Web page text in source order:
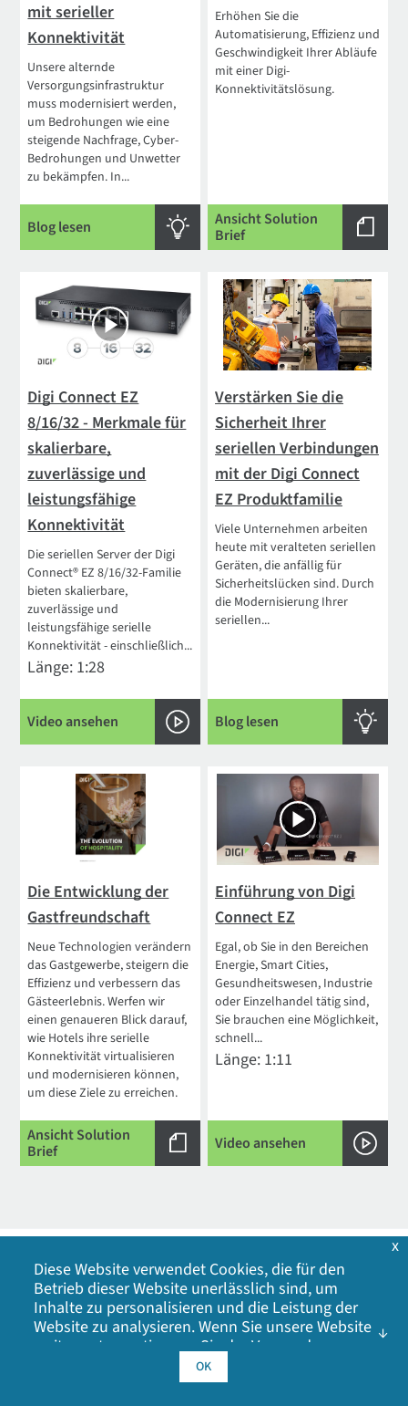
mit serieller
Konnektivität
Unsere alternde
Versorgungsinfrastruktur
muss modernisiert werden,
um Bedrohungen wie eine
steigende Nachfrage, Cyber-
Bedrohungen und Unwetter
zu bekämpfen. In...
Blog lesen
Erhöhen Sie die
Automatisierung, Effizienz und
Geschwindigkeit Ihrer Abläufe
mit einer Digi-
Konnektivitätslösung.
Ansicht Solution
Brief
Digi Connect EZ
8/16/32 - Merkmale für
skalierbare,
zuverlässige und
leistungsfähige
Konnektivität
Die seriellen Server der Digi
Connect® EZ 8/16/32-Familie
bieten skalierbare,
zuverlässige und
leistungsfähige serielle
Konnektivität - einschließlich...
Länge: 1:28
Video ansehen
Verstärken Sie die
Sicherheit Ihrer
seriellen Verbindungen
mit der Digi Connect
EZ Produktfamilie
Viele Unternehmen arbeiten
heute mit veralteten seriellen
Geräten, die anfällig für
Sicherheitslücken sind. Durch
die Modernisierung Ihrer
seriellen...
Blog lesen
Die Entwicklung der
Gastfreundschaft
Neue Technologien verändern
das Gastgewerbe, steigern die
Effizienz und verbessern das
Gästeerlebnis. Werfen wir
einen genaueren Blick darauf,
wie Hotels ihre serielle
Konnektivität virtualisieren
und modernisieren können,
um diese Ziele zu erreichen.
Ansicht Solution
Brief
Einführung von Digi
Connect EZ
Egal, ob Sie in den Bereichen
Energie, Smart Cities,
Gesundheitswesen, Industrie
oder Einzelhandel tätig sind,
Sie brauchen eine Möglichkeit,
schnell...
Länge: 1:11
Video ansehen
Kontaktinformationen
Sicherheitsanfragen
Diese Website verwendet Cookies, die für den
Betrieb dieser Website unerlässlich sind, um
Inhalte zu personalisieren und die Leistung der
Website zu analysieren. Wenn Sie unsere Website
weiter nutzen, stimmen Sie der Verwendung
unserer Cookies zu. Klicken Sie auf OK, um Ihr
Einverständnis mit unsererCookie-Richtlinie
OK
x